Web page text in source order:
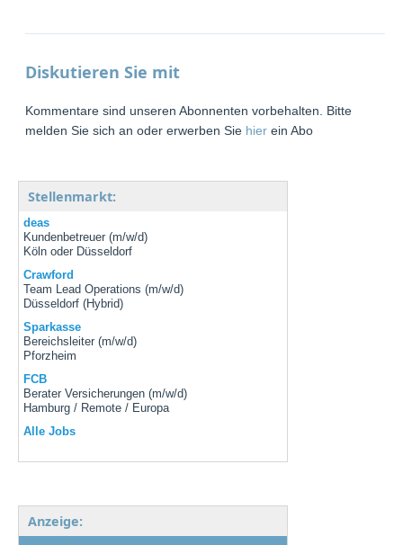
Diskutieren Sie mit
Kommentare sind unseren Abonnenten vorbehalten. Bitte
melden Sie sich an oder erwerben Sie hier ein Abo
Stellenmarkt:
deas
Kundenbetreuer (m/w/d)
Köln oder Düsseldorf
Crawford
Team Lead Operations (m/w/d)
Düsseldorf (Hybrid)
Sparkasse
Bereichsleiter (m/w/d)
Pforzheim
FCB
Berater Versicherungen (m/w/d)
Hamburg / Remote / Europa
Alle Jobs
Anzeige: